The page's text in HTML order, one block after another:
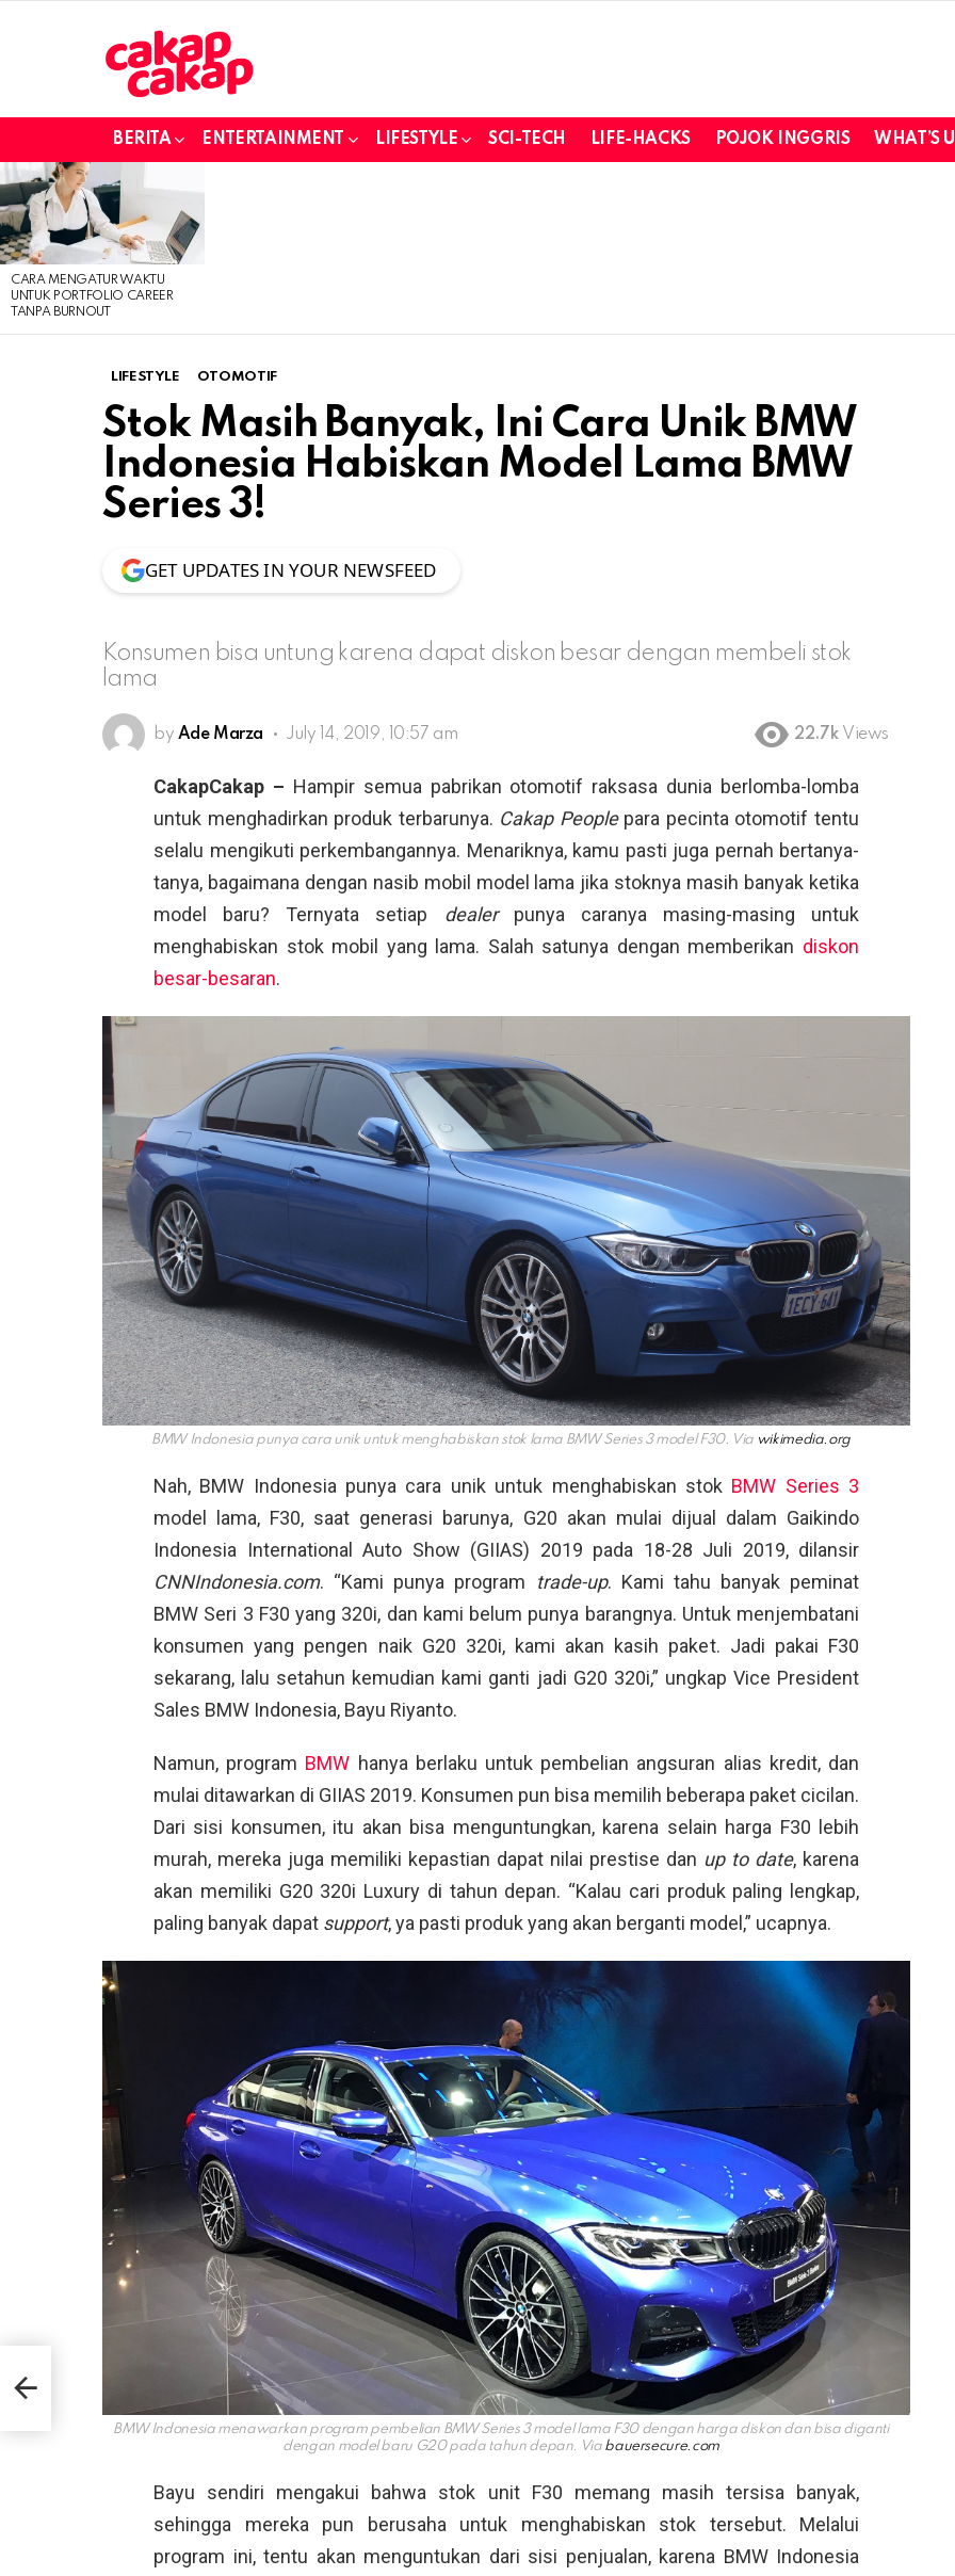
BERITA ENTERTAINMENT LIFESTYLE SCI-TECH LIFE-HACKS POJOK INGGRIS WHAT’S
LATEST
STORIES
CARA MENGATUR WAKTU
UNTUK PORTFOLIO CAREER
TANPA BURNOUT
LIFESTYLE OTOMOTIF
Stok Masih Banyak, Ini Cara Unik BMW
Indonesia Habiskan Model Lama BMW
Series 3!
GET UPDATES IN YOUR NEWSFEED
Konsumen bisa untung karena dapat diskon besar dengan membeli stok
lama
by Ade Marza July 14, 2019, 10:57 am 22.7k Views
CakapCakap – Hampir semua pabrikan otomotif raksasa dunia berlomba-lomba
untuk menghadirkan produk terbarunya. Cakap Peoplepara pecinta otomotif tentu
selalu mengikuti perkembangannya. Menariknya, kamu pasti juga pernah bertanya-
tanya, bagaimana dengan nasib mobil model lama jika stoknya masih banyak ketika
model baru? Ternyata setiap dealerpunya caranya masing-masing untuk
menghabiskan stok mobil yang lama. Salah satunya dengan memberikan diskon
besar-besaran.
BMW Indonesia punya cara unik untuk menghabiskan stok lama BMW Series 3 model F30. Via wikimedia.org
Nah, BMW Indonesia punya cara unik untuk menghabiskan stok BMW Series 3
model lama, F30, saat generasi barunya, G20 akan mulai dijual dalam Gaikindo
Indonesia International Auto Show (GIIAS) 2019 pada 18-28 Juli 2019, dilansir
CNNIndonesia.com. “Kami punya program trade-up. Kami tahu banyak peminat
BMW Seri 3 F30 yang 320i, dan kami belum punya barangnya. Untuk menjembatani
konsumen yang pengen naik G20 320i, kami akan kasih paket. Jadi pakai F30
sekarang, lalu setahun kemudian kami ganti jadi G20 320i,” ungkap Vice President
Sales BMW Indonesia, Bayu Riyanto.
Namun, program BMW hanya berlaku untuk pembelian angsuran alias kredit, dan
mulai ditawarkan di GIIAS 2019. Konsumen pun bisa memilih beberapa paket cicilan.
Dari sisi konsumen, itu akan bisa menguntungkan, karena selain harga F30 lebih
murah, mereka juga memiliki kepastian dapat nilai prestise dan up to date, karena
akan memiliki G20 320i Luxury di tahun depan. “Kalau cari produk paling lengkap,
paling banyak dapat support, ya pasti produk yang akan berganti model,” ucapnya.
BMW Indonesia menawarkan program pembelian BMW Series 3 model lama F30 dengan harga diskon dan bisa diganti
dengan model baru G20 pada tahun depan. Via bauersecure.com
Bayu sendiri mengakui bahwa stok unit F30 memang masih tersisa banyak,
sehingga mereka pun berusaha untuk menghabiskan stok tersebut. Melalui
program ini, tentu akan menguntukan dari sisi penjualan, karena BMW Indonesia